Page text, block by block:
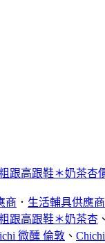
跟高跟鞋＊奶茶杏
商 ． 生活輔具供應商
跟高跟鞋＊奶茶杏 、
微醺 倫敦 、